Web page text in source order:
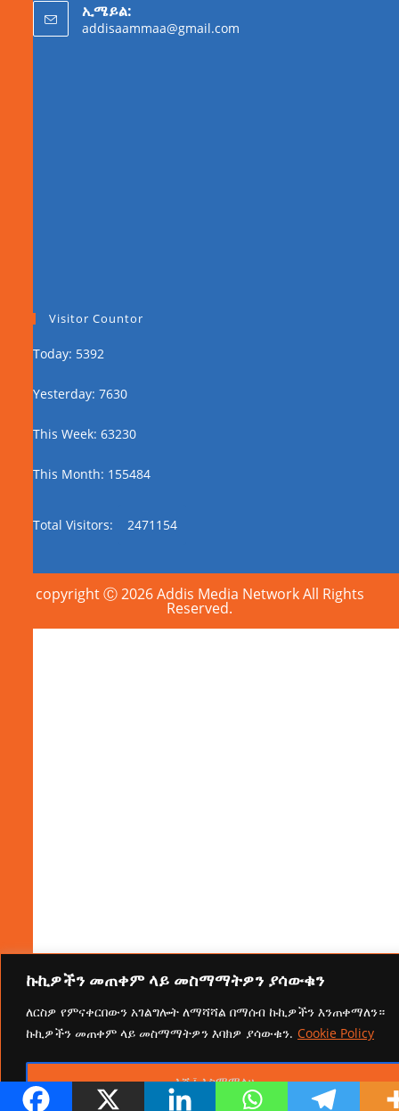
ኩኪዎችን መጠቀም ላይ መስማማትዎን ያሳውቁን
ለርስዎ የምናቀርበውን አገልግሎት ለማሻሻል በማሰብ ኩኪዎችን እንጠቀማለን።
ኩኪዎችን መጠቀም ላይ መስማማትዎን እባክዎ ያሳውቁን. Cookie Policy
እሺ፤ እስማማለሁ
ኢሜይል:
addisaammaa@gmail.com
Visitor Countor
Today: 5392
Yesterday: 7630
This Week: 63230
This Month: 155484
Total Visitors: 2471154
copyright Ⓒ 2026 Addis Media Network All Rights
Reserved.